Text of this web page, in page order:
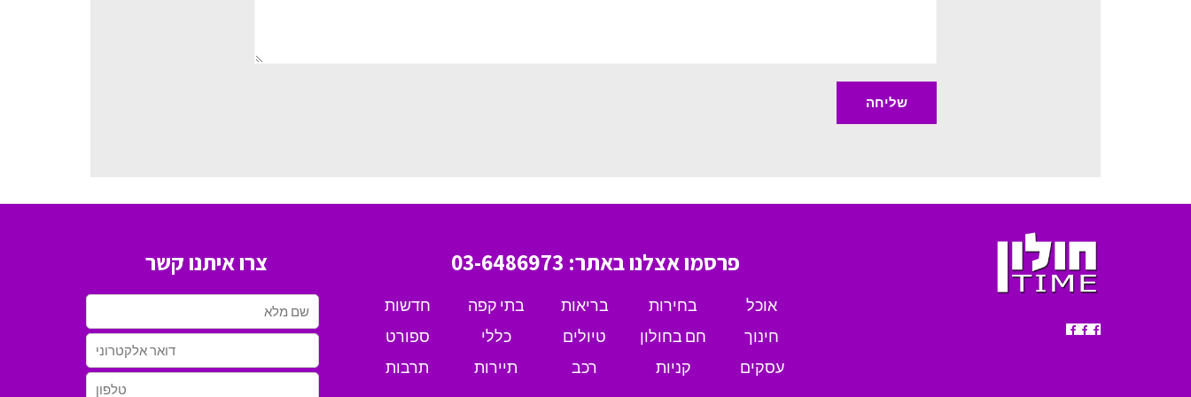
פרסמו אצלנו באתר: 03-6486973
אוכל בחירות בריאות בתי קפה
חדשות
חינוך
חם בחולון טיולים כללי
ספורט
עסקים
קניות רכב תיירות תרבות
צרו איתנו קשר